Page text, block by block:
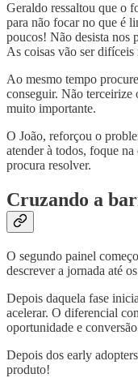
Geraldo ressaltou que o
para não focar no que é
poucos! Não desista nos
As coisas vão ser
Ao mesmo tempo
conseguir. Não terceirize
muito importante.
O João, reforçou o
atender à todos, foque
procura resolver.
Cruzando a
O segundo painel
descrever a jornada até
Depois daquela fase
acelerar. O diferencial
oportunidade e
Depois dos early
produto!